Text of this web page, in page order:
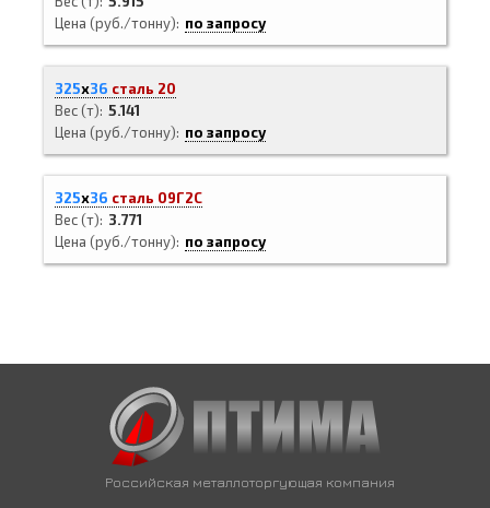
Цена (руб./тонну)
по запросу
325х36 сталь 20
Вес (т) 5.141
Цена (руб./тонну)
по запросу
325х36 сталь 09Г2С
Вес (т)
3.771
Цена (руб./тонну)
по запросу
Российская металлоторгующая компания